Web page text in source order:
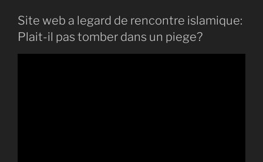
Site web a legard de rencontre islamique:
Plait-il pas tomber dans un piege?